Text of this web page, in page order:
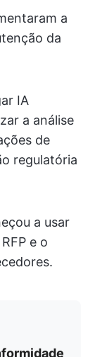
a
da
IA
a análise
de
regulatória
a usar
e o